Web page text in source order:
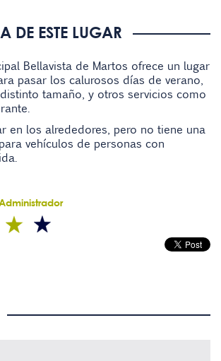
DE ESTE LUGAR
Bellavista de Martos ofrece un lugar
pasar los calurosos días de verano,
tamaño, y otros servicios como
en los alrededores, pero no tiene una
vehículos de personas con